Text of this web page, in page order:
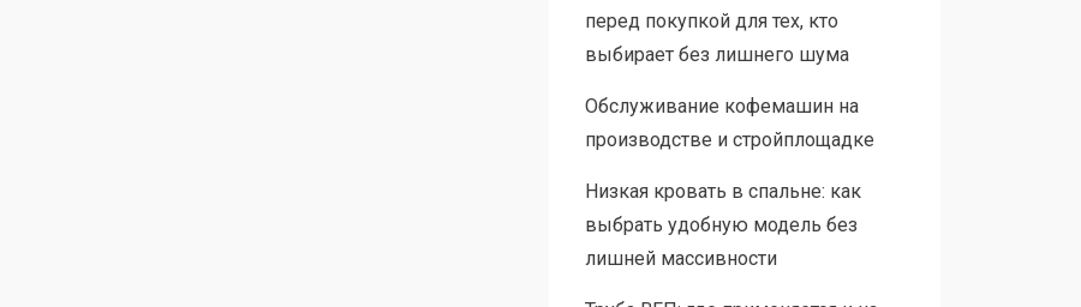
перед покупкой для тех, кто
выбирает без лишнего шума
Обслуживание кофемашин на
производстве и стройплощадке
Низкая кровать в спальне: как
выбрать удобную модель без
лишней массивности